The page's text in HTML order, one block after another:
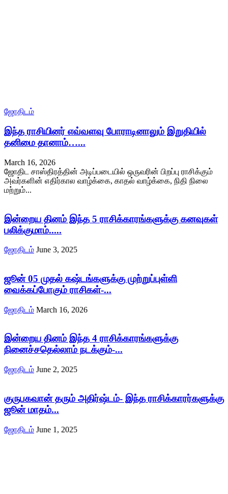
ஜோதிடம்
இந்த ராசியினர் எவ்வளவு போராடினாலும் இறுதியில்
தனிமை தானாம்…...
March 16, 2026
ஜோதிட சாஸ்திரத்தின் அடிப்படையில் ஒருவரின் பிறப்பு ராசிக்கும்
அவர்களின் எதிர்கால வாழ்க்கை, காதல் வாழ்க்கை, நிதி நிலை
மற்றும்...
இன்றைய தினம் இந்த 5 ராசிக்காரங்களுக்கு கனவுகள்
பலிக்குமாம்.....
ஜோதிடம் June 3, 2025
ஜூன் 05 முதல் கஷ்டங்களுக்கு முற்றுப்புள்ளி
வைக்கப்போகும் ராசிகள்-...
ஜோதிடம் March 16, 2026
இன்றைய தினம் இந்த 4 ராசிக்காரங்களுக்கு
நினைச்சதெல்லாம் நடக்கும்-...
ஜோதிடம் June 2, 2025
குருபகவான் தரும் அதிர்ஷ்டம்- இந்த ராசிக்காரர்களுக்கு
ஜூன் மாதம்...
ஜோதிடம் June 1, 2025